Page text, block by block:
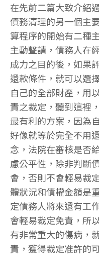
在先前二篇大致介紹
債務清理的另一個主
算程序的開始有二種
主動聲請，債務人在
成力之目的後，如果
還款條件，就可以選
自己的全部財產，用
責之裁定，聽到這裡
最有利的方案，因為
好像就等於完全不用
念，法院在審核是否
慮公平性，除非判斷
會，否則不會輕易裁
體狀況和債權金額是
定債務人將來還有工
會輕易裁定免責，所
有非常重大的傷病，
責，獲得裁定准許的